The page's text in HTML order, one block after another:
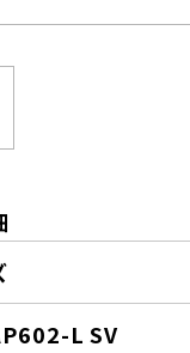
L SV